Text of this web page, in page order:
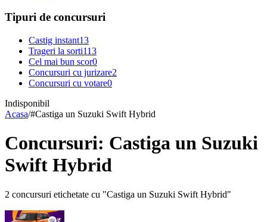
Tipuri de concursuri
Castig instant13
Trageri la sorti113
Cel mai bun scor0
Concursuri cu jurizare2
Concursuri cu votare0
Indisponibil
Acasa/#Castiga un Suzuki Swift Hybrid
Concursuri: Castiga un Suzuki
Swift Hybrid
2 concursuri etichetate cu "Castiga un Suzuki Swift Hybrid"